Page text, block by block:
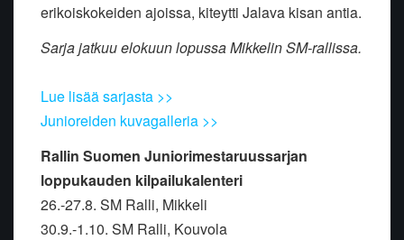
erikoiskokeiden ajoissa, kiteytti Jalava kisan antia.
Sarja jatkuu elokuun lopussa Mikkelin SM-rallissa.
Lue lisää sarjasta >>
Junioreiden kuvagalleria >>
Rallin Suomen Juniorimestaruussarjan
loppukauden kilpailukalenteri
26.-27.8. SM Ralli, Mikkeli
30.9.-1.10. SM Ralli, Kouvola